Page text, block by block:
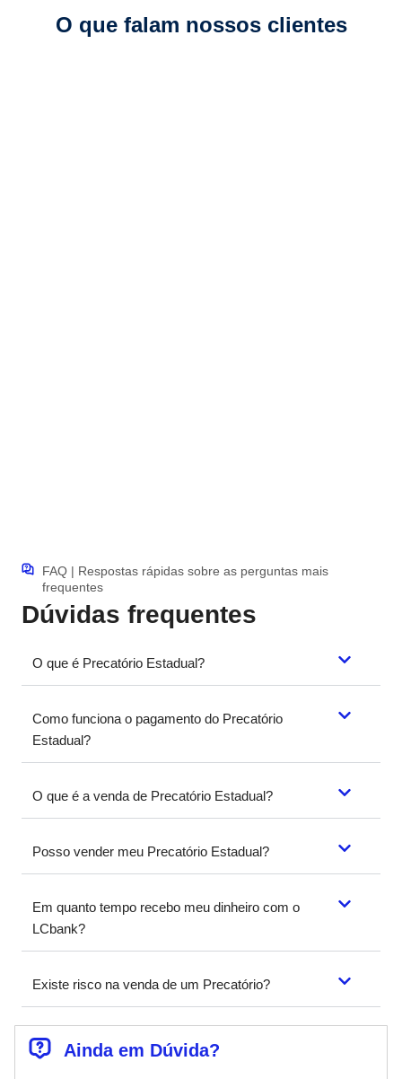
O que falam nossos clientes
FAQ | Respostas rápidas sobre as perguntas mais
frequentes
Dúvidas frequentes
O que é Precatório Estadual?
Como funciona o pagamento do Precatório
Estadual?
O que é a venda de Precatório Estadual?
Posso vender meu Precatório Estadual?
Em quanto tempo recebo meu dinheiro com o
LCbank?
Existe risco na venda de um Precatório?
Ainda em Dúvida?